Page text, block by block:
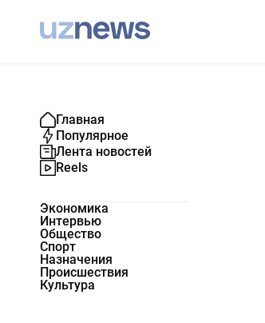
Главная
Популярное
Лента новостей
Reels
Экономика
Интервью
Общество
Спорт
Назначения
Происшествия
Культура